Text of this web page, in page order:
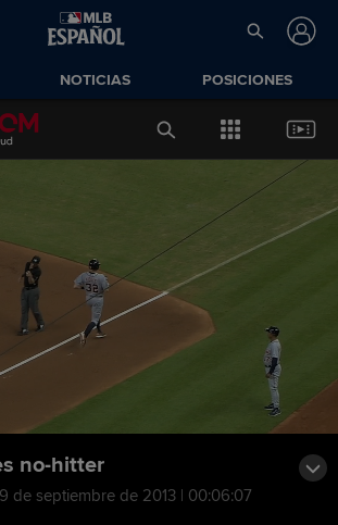
NOTICIAS POSICIONES
no-hitter
de septiembre de 2013 | 00:06:07